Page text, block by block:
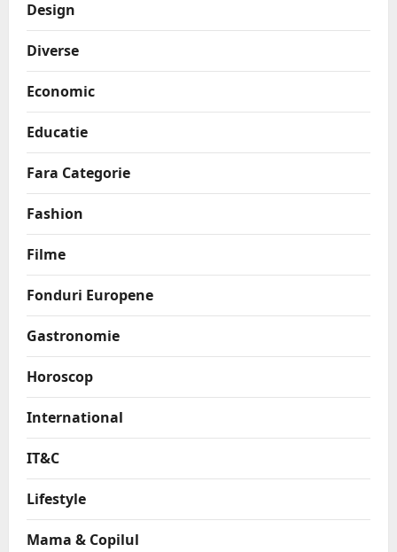
Design
Diverse
Economic
Educatie
Fara Categorie
Fashion
Filme
Fonduri Europene
Gastronomie
Horoscop
International
IT&C
Lifestyle
Mama & Copilul